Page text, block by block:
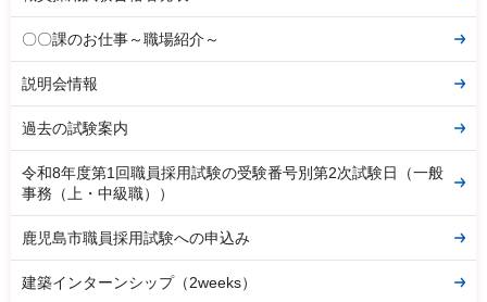
〇〇課のお仕事～職場紹介～
説明会情報
過去の試験案内
令和8年度第1回職員採用試験の受験番号別第2次試験日（一般
事務（上・中級職））
鹿児島市職員採用試験への申込み
建築インターンシップ（2weeks）